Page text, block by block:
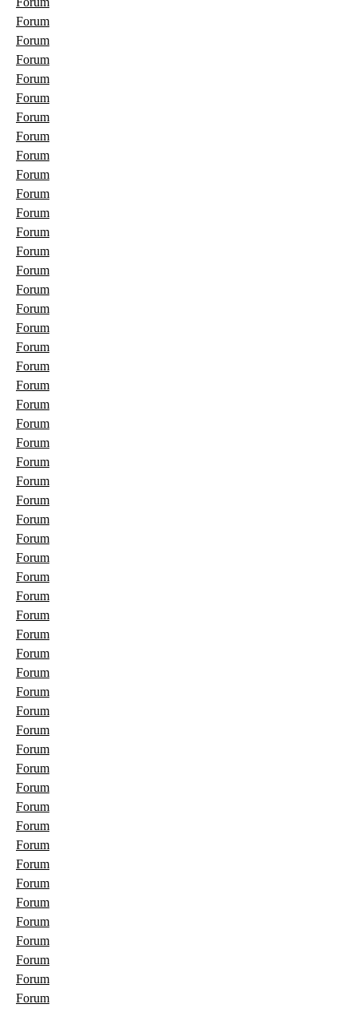
Forum
Forum
Forum
Forum
Forum
Forum
Forum
Forum
Forum
Forum
Forum
Forum
Forum
Forum
Forum
Forum
Forum
Forum
Forum
Forum
Forum
Forum
Forum
Forum
Forum
Forum
Forum
Forum
Forum
Forum
Forum
Forum
Forum
Forum
Forum
Forum
Forum
Forum
Forum
Forum
Forum
Forum
Forum
Forum
Forum
Forum
Forum
Forum
Forum
Forum
Forum
Forum